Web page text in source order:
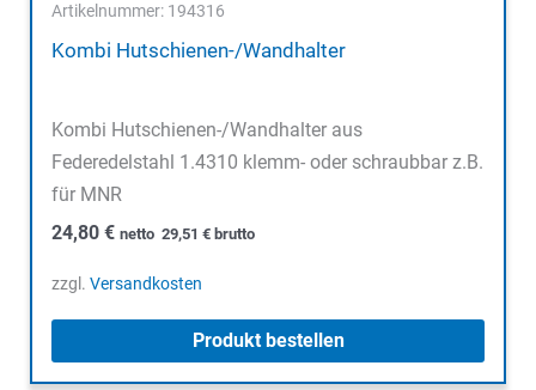
Artikelnummer: 194316
Kombi Hutschienen-/Wandhalter
Kombi Hutschienen-/Wandhalter aus
Federedelstahl 1.4310 klemm- oder schraubbar z.B.
für MNR
24,80 € netto 29,51 €brutto
zzgl. Versandkosten
Produkt bestellen